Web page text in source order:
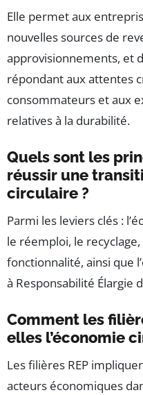
Elle permet aux
nouvelles sources de
approvisionnements, et
répondant aux attentes
consommateurs et aux
relatives à la durabilité.
Quels sont les
réussir une
circulaire ?
Parmi les leviers clés :
le réemploi, le recyclage,
fonctionnalité, ainsi que
à Responsabilité Élargie
Comment les
elles l’économie
Les filières REP
acteurs économiques